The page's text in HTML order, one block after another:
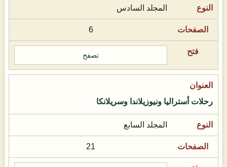
المجلد السادس
6
تصفح
رحلات أستراليا ونيوزيلاندا وسريلانكا
المجلد السابع
21